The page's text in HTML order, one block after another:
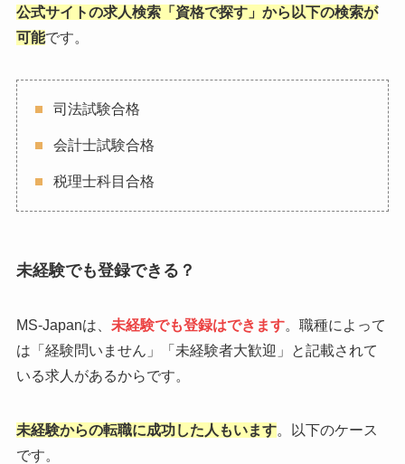
公式サイトの求人検索「資格で探す」から以下の検索が
可能です。
司法試験合格
会計士試験合格
税理士科目合格
未経験でも登録できる？
MS-Japanは、 未経験でも登録はできます。職種によって
は「経験問いません」「未経験者大歓迎」と記載されて
いる求人があるからです。
未経験からの転職に成功した人もいます。以下のケース
です。